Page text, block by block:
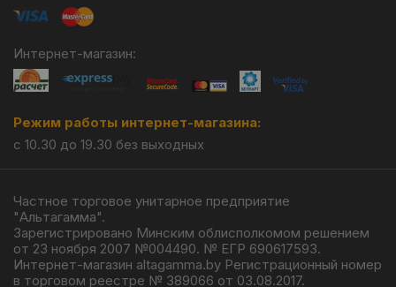
Интернет-магазин:
Режим работы интернет-магазина:
с 10.30 до 19.30 без выходных
Частное торговое унитарное предприятие
"Альтагамма".
Зарегистрировано Минским облисполкомом решением
от 23 ноября 2007 №004490. № ЕГР 690617593.
Интернет-магазин altagamma.by Регистрационный номер
в торговом реестре № 389066 от 03.08.2017.